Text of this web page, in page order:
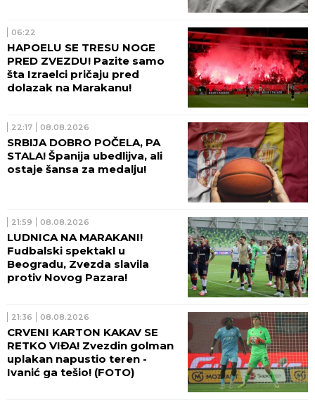
06:22
HAPOELU SE TRESU NOGE
PRED ZVEZDU! Pazite samo
šta Izraelci pričaju pred
dolazak na Marakanu!
22:17 08.08.2026
SRBIJA DOBRO POČELA, PA
STALA! Španija ubedlijva, ali
ostaje šansa za medalju!
21:59 08.08.2026
LUDNICA NA MARAKANI!
Fudbalski spektakl u
Beogradu, Zvezda slavila
protiv Novog Pazara!
21:36 08.08.2026
CRVENI KARTON KAKAV SE
RETKO VIĐA! Zvezdin golman
uplakan napustio teren -
Ivanić ga tešio! (FOTO)